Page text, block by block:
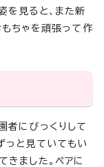
を見ると、また新
もちゃを頑張って作
者にびっくりして
っと見ていてもい
きました。ペアに